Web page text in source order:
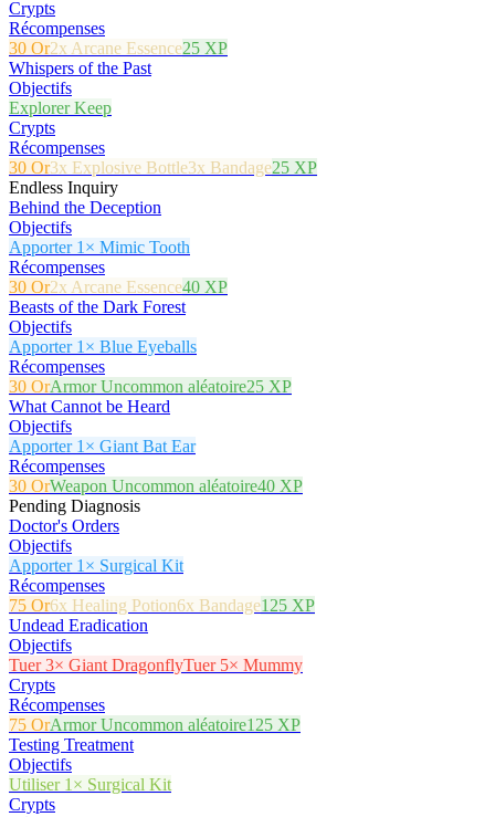
Crypts
Récompenses
30 Or2x Arcane Essence25 XP
Whispers of the Past
Objectifs
Explorer Keep
Crypts
Récompenses
30 Or3x Explosive Bottle3x Bandage25 XP
Endless Inquiry
Behind the Deception
Objectifs
Apporter 1× Mimic Tooth
Récompenses
30 Or2x Arcane Essence40 XP
Beasts of the Dark Forest
Objectifs
Apporter 1× Blue Eyeballs
Récompenses
30 OrArmor Uncommon aléatoire25 XP
What Cannot be Heard
Objectifs
Apporter 1× Giant Bat Ear
Récompenses
30 OrWeapon Uncommon aléatoire40 XP
Pending Diagnosis
Doctor's Orders
Objectifs
Apporter 1× Surgical Kit
Récompenses
75 Or6x Healing Potion6x Bandage125 XP
Undead Eradication
Objectifs
Tuer 3× Giant DragonflyTuer 5× Mummy
Crypts
Récompenses
75 OrArmor Uncommon aléatoire125 XP
Testing Treatment
Objectifs
Utiliser 1× Surgical Kit
Crypts